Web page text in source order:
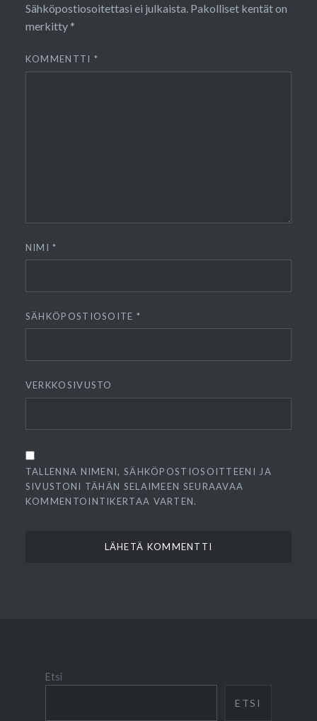
Sähköpostiosoitettasi ei julkaista. Pakolliset kentät on
merkitty *
KOMMENTTI *
NIMI*
SÄHKÖPOSTIOSOITE *
VERKKOSIVUSTO
TALLENNA NIMENI, SÄHKÖPOSTIOSOITTEENI JA
SIVUSTONI TÄHÄN SELAIMEEN SEURAAVAA
KOMMENTOINTIKERTAA VARTEN.
Etsi
ETSI